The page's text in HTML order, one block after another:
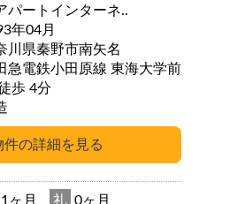
パートインターネ..
年04月
川県秦野市南矢名
急電鉄小田原線 東海大学前
駅 徒歩 4分
1ヶ月 礼 0ヶ月